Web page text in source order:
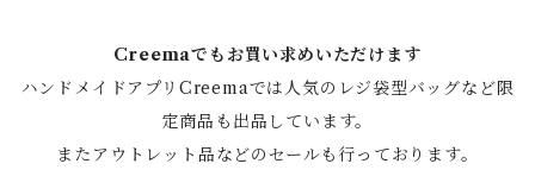
Creemaでもお買い求めいただけます
ハンドメイドアプリCreemaでは人気のレジ袋型バッグなど限
定商品も出品しています。
またアウトレット品などのセールも行っております。